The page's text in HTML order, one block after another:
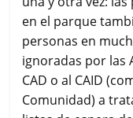
en el parque
personas en
ignoradas por las
CAD o al CAID
Comunidad) a